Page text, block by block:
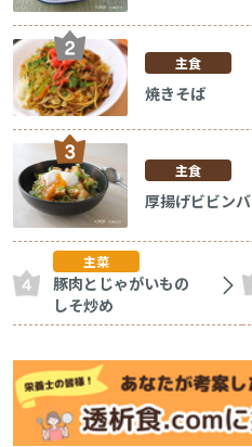
主食
焼きそば
主食
厚揚げビビンバ
主菜
豚肉とじゃがいもの
しそ炒め